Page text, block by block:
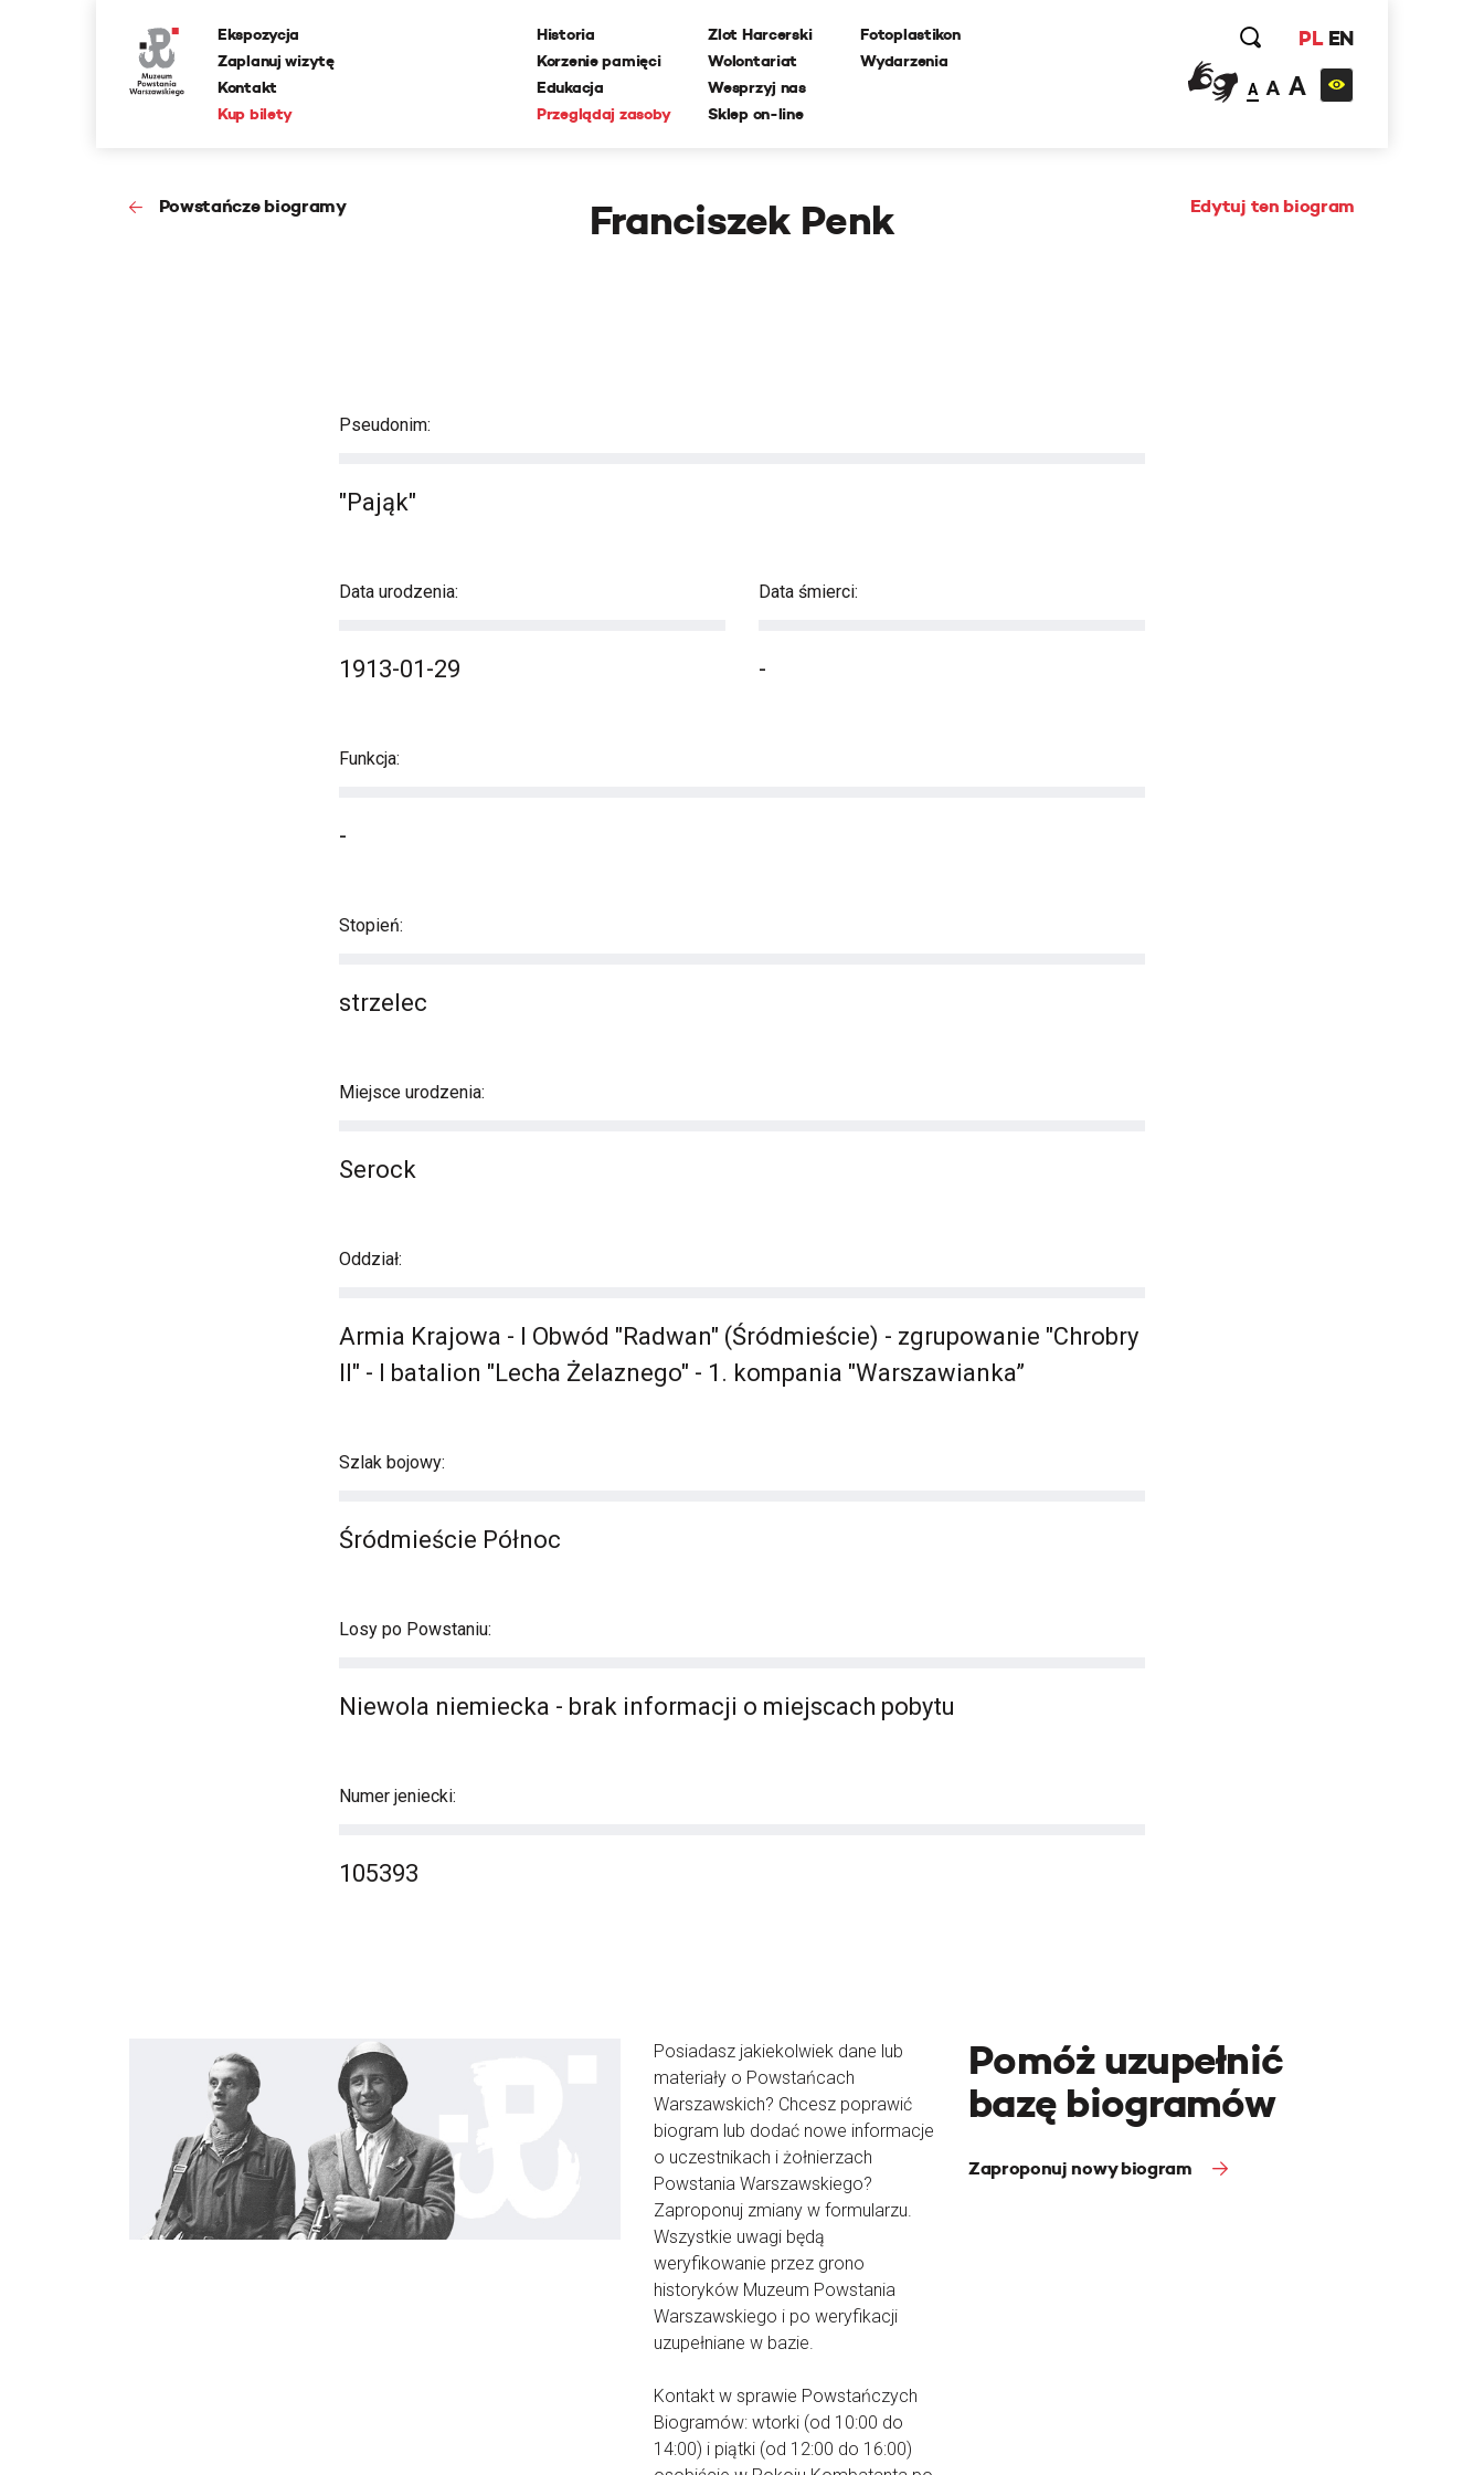
Ekspozycja
Zaplanuj wizytę
Kontakt
Kup bilety
Historia
Korzenie pamięci
Edukacja
Przeglądaj zasoby
Zlot Harcerski
Wolontariat
Wesprzyj nas
Sklep on-line
Fotoplastikon
Wydarzenia
PL EN
A A A
Powstańcze biogramy Edytuj ten biogram
Franciszek Penk
Pseudonim:
"Pająk"
Data urodzenia:
1913-01-29
Data śmierci:
-
Funkcja:
-
Stopień:
strzelec
Miejsce urodzenia:
Serock
Oddział:
Armia Krajowa - I Obwód "Radwan" (Śródmieście) - zgrupowanie "Chrobry
II" - I batalion "Lecha Żelaznego" - 1. kompania "Warszawianka”
Szlak bojowy:
Śródmieście Północ
Losy po Powstaniu:
Niewola niemiecka - brak informacji o miejscach pobytu
Numer jeniecki:
105393
Posiadasz jakiekolwiek dane lub
materiały o Powstańcach
Warszawskich? Chcesz poprawić
biogram lub dodać nowe informacje
o uczestnikach i żołnierzach
Powstania Warszawskiego?
Zaproponuj zmiany w formularzu.
Wszystkie uwagi będą
weryfikowanie przez grono
historyków Muzeum Powstania
Warszawskiego i po weryfikacji
uzupełniane w bazie.
Kontakt w sprawie Powstańczych
Biogramów: wtorki (od 10:00 do
14:00) i piątki (od 12:00 do 16:00)
Pomóż uzupełnić
bazę biogramów
Zaproponuj nowy biogram